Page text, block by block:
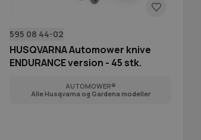
595 08 44-02
HUSQVARNA Automower knive
ENDURANCE version - 45 stk.
AUTOMOWER®
Alle Husqvarna og Gardena modeller